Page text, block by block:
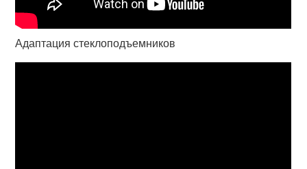
Адаптация стеклоподъемников